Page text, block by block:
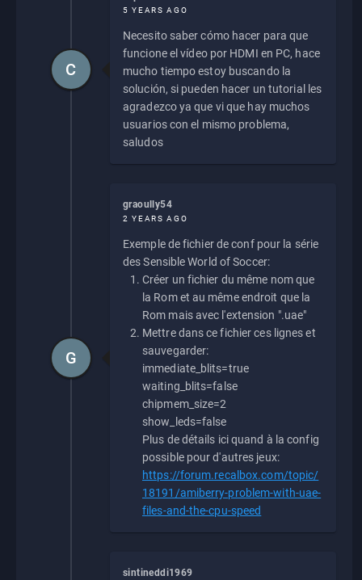
5 YEARS AGO
Necesito saber cómo hacer para que
funcione el vídeo por HDMI en PC, hace
mucho tiempo estoy buscando la
solución, si pueden hacer un tutorial les
agradezco ya que vi que hay muchos
usuarios con el mismo problema,
saludos
C
graoully54
2 YEARS AGO
Exemple de fichier de conf pour la série
des Sensible World of Soccer:
Créer un fichier du même nom que
la Rom et au même endroit que la
Rom mais avec l'extension ".uae"
Mettre dans ce fichier ces lignes et
sauvegarder:
immediate_blits=true
waiting_blits=false
chipmem_size=2
show_leds=false
Plus de détails ici quand à la config
possible pour d'autres jeux:
https://forum.recalbox.com/topic/
18191/amiberry-problem-with-uae-
files-and-the-cpu-speed
G
sintineddi1969